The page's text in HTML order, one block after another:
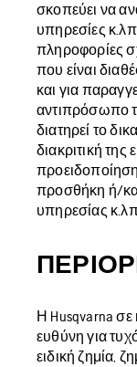
σκοπεύει να
υπηρεσίες
πληροφορίες
που είναι
και για
αντιπρόσωπο
διατηρεί το
διακριτική
προσθήκη ή/
υπηρεσίας
Η Husqvarna
ευθύνη για
ειδική ζημία,